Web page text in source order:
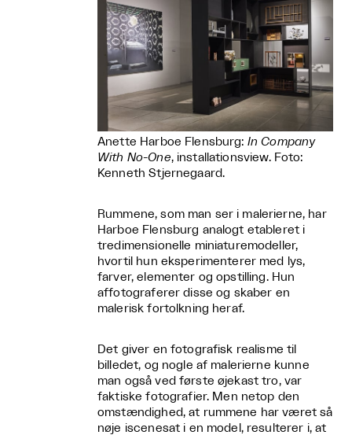
Anette Harboe Flensburg: In Company
With No-One, installationsview. Foto:
Kenneth Stjernegaard.
Rummene, som man ser i malerierne, har
Harboe Flensburg analogt etableret i
tredimensionelle miniaturemodeller,
hvortil hun eksperimenterer med lys,
farver, elementer og opstilling. Hun
affotograferer disse og skaber en
malerisk fortolkning heraf.
Det giver en fotografisk realisme til
billedet, og nogle af malerierne kunne
man også ved første øjekast tro, var
faktiske fotografier. Men netop den
omstændighed, at rummene har været så
nøje iscenesat i en model, resulterer i, at